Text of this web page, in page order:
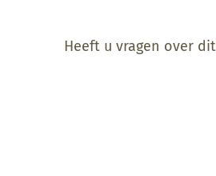
Heeft u vragen over